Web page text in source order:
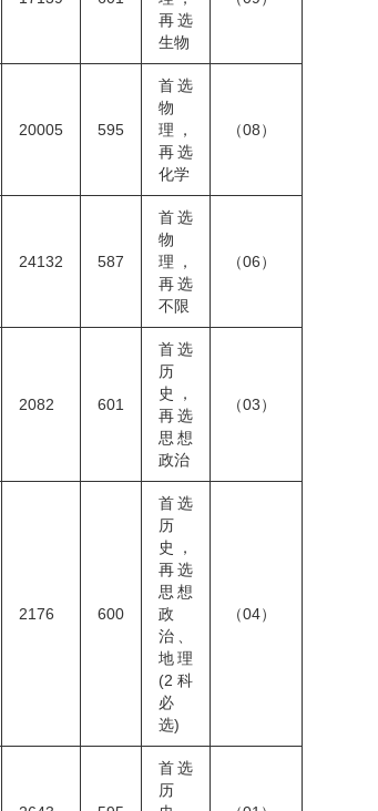
再选
生物
20005 595
首选
物
理，
再选
化学
（08）
24132 587
首选
物
理，
再选
不限
（06）
2082 601
首选
历
史，
再选
思想
政治
（03）
2176 600
首选
历
史，
再选
思想
政
治、
地理
(2科
必
选)
（04）
首选
历